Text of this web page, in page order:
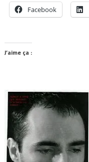
Facebook
J’aime ça :